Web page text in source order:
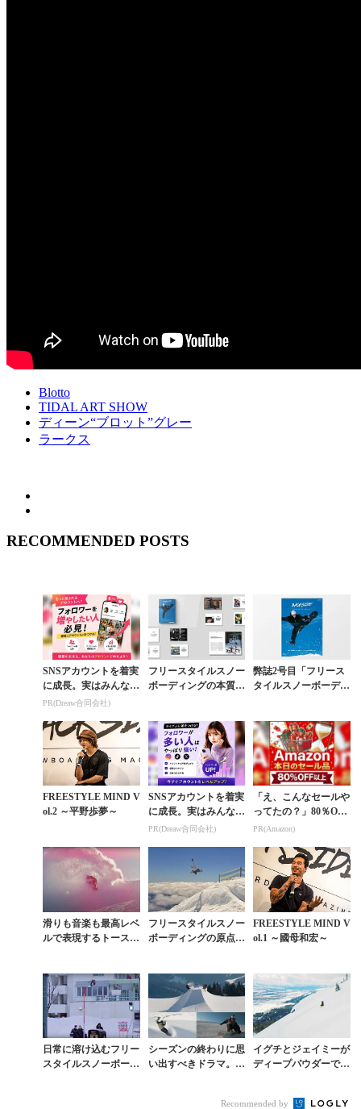
Blotto
TIDAL ART SHOW
ディーン“ブロット”グレー
ラークス
RECOMMENDED POSTS
SNSアカウントを着実
に成長。実はみんなコ
コ使ってます。
PR(Dreaw合同会社)
フリースタイルスノー
ボーディングの本質
別企画】
弊誌2号目「フリース
タイルスノーボーディ
FREESTYLE MIND V
ol.2 ～平野歩夢～
SNSアカウントを着実
に成長。実はみんなコ
コ使ってます。
PR(Dreaw合同会社)
「え、こんなセールや
ってたの？」80％OFF
以上が続々登場！Am
PR(Amazon)
滑りも音楽も最高レベ
ルで表現するトースタ
フリースタイルスノー
ボーディングの原点で
FREESTYLE MIND V
ol.1 ～國母和宏～
日常に溶け込むフリー
スタイルスノーボーデ
シーズンの終わりに思
い出すべきドラマ。
イグチとジェイミーが
ディープパウダーでセ
Recommended by